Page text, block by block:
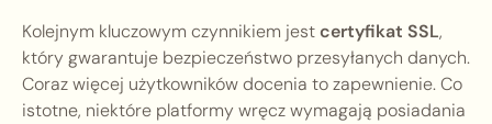
Kolejnym kluczowym czynnikiem jestcertyfikat SSL,
który gwarantuje bezpieczeństwo przesyłanych danych.
Coraz więcej użytkowników docenia to zapewnienie. Co
istotne, niektóre platformy wręcz wymagają posiadania